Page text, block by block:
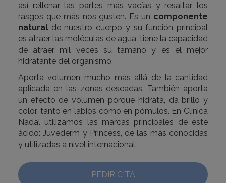
así rellenar las partes más vacías y resaltar los
rasgos que más nos gusten. Es un componente
naturalde nuestro cuerpo y su función principal
es atraer las moléculas de agua, tiene la capacidad
de atraer mil veces su tamaño y es el mejor
hidratante del organismo.
Aporta volumen mucho más allá de la cantidad
aplicada en las zonas deseadas. También aporta
un efecto de volumen porque hidrata, da brillo y
color, tanto en labios como en pómulos. En Clínica
Nadal utilizamos las marcas principales de este
ácido: Juvederm y Princess, de las más conocidas
y utilizadas a nivel internacional.
PEDIR CITA